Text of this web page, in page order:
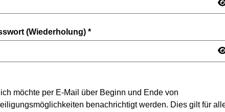
(Wiederholung) *
möchte per E-Mail über Beginn und Ende von
benachrichtigt werden. Dies gilt für